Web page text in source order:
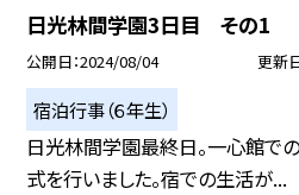
日光林間学園3日目 その1
公開日 2024/08/04 更新
宿泊行事（６年生）
日光林間学園最終日。一心館で
式を行いました。宿での生活が...